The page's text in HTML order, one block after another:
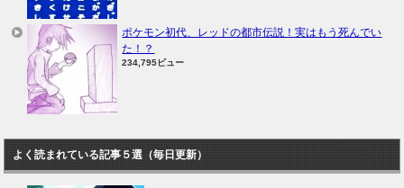
ポケモン初代、レッドの都市伝説！実はもう死んでい
た！？
234,795ビュー
よく読まれている記事５選（毎日更新）